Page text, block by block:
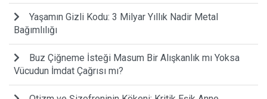
Yaşamın Gizli Kodu: 3 Milyar Yıllık Nadir Metal
Bağımlılığı
Buz Çiğneme İsteği Masum Bir Alışkanlık mı Yoksa
Vücudun İmdat Çağrısı mı?